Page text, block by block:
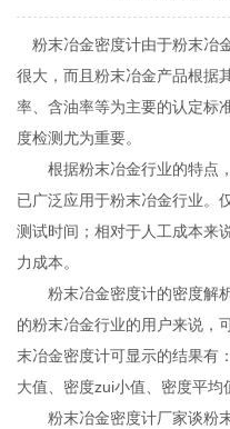
粉末冶金密度计由于粉末冶
很大，而且粉末冶金产品根据
率、含油率等为主要的认定标
度检测尤为重要。
根据粉末冶金行业的特点，
已广泛应用于粉末冶金行业。
测试时间；相对于人工成本来
力成本。
粉末冶金密度计的密度解
的粉末冶金行业的用户来说，
末冶金密度计可显示的结果有
大值、密度zui小值、密度平均
粉末冶金密度计厂家谈粉末